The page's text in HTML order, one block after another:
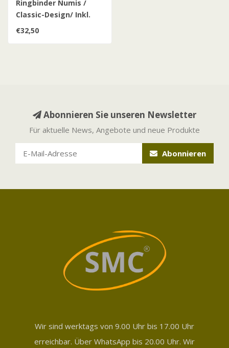
Ringbinder Numis /
Classic-Design/ Inkl.
Schutzkassette
€32,50
Abonnieren Sie unseren Newsletter
Für aktuelle News, Angebote und neue Produkte
Abonnieren
Wir sind werktags von 9.00 Uhr bis 17.00 Uhr
erreichbar. Über WhatsApp bis 20.00 Uhr. Wir